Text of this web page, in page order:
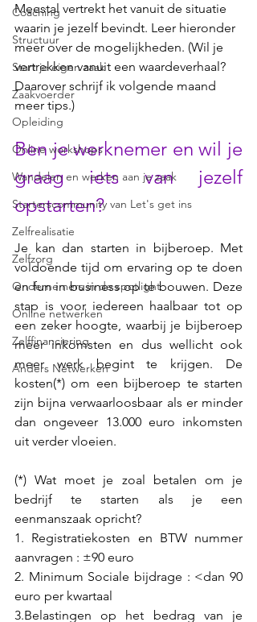
Coaching
Structuur
Start je eigen zaak
Zaakvoerder
Opleiding
Online workshops
Wandelen en werken aan je zaak
Starterscommunity van Let's get ins
Zelfrealisatie
Zelfzorg
Ondernemers in de spotlight
Online netwerken
Zelffinanciering
Anders Netwerken
Meestal vertrekt het vanuit de situatie
waarin je jezelf bevindt. Leer hieronder
meer over de mogelijkheden. (Wil je
vertrekken vanuit een waardeverhaal?
Daarover schrijf ik volgende maand
meer tips.)
Ben je werknemer en wil je
graag iets van jezelf
opstarten?
Je kan dan starten in bijberoep. Met
voldoende tijd om ervaring op te doen
en fun in business op te bouwen. Deze
stap is voor iedereen haalbaar tot op
een zeker hoogte, waarbij je bijberoep
meer inkomsten en dus wellicht ook
meer werk begint te krijgen. De
kosten(*) om een bijberoep te starten
zijn bijna verwaarloosbaar als er minder
dan ongeveer 13.000 euro inkomsten
uit verder vloeien.
(*) Wat moet je zoal betalen om je
bedrijf te starten als je een
eenmanszaak opricht?
1. Registratiekosten en BTW nummer
aanvragen : ±90 euro
2. Minimum Sociale bijdrage : <dan 90
euro per kwartaal
3.Belastingen op het bedrag van je